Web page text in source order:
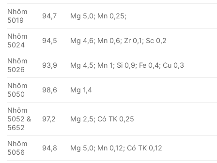
Nhôm
5019
94,7 Mg 5,0; Mn 0,25;
Nhôm
5024
94,5 Mg 4,6; Mn 0,6; Zr 0,1; Sc 0,2
Nhôm
5026
93,9 Mg 4,5; Mn 1; Si 0,9; Fe 0,4; Cu 0,3
Nhôm
5050
98,6 Mg 1,4
Nhôm
5052 &
5652
97,2 Mg 2,5; Có TK 0,25
Nhôm
5056
94,8 Mg 5,0; Mn 0,12; Có TK 0,12